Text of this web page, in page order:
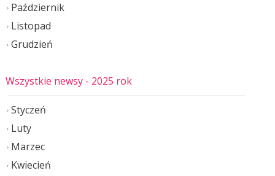
Październik
Listopad
Grudzień
Wszystkie newsy - 2025 rok
Styczeń
Luty
Marzec
Kwiecień